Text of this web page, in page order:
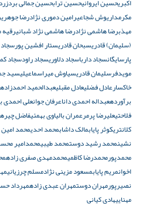
اکبریحسین ایروانیحسین ترابحسین جمالی بردزرد
مکرمداریوش شجاعیرامین دموری نژادرضا جوهری
مهذبرضا هاشمی نژادرضا هاشمی نژاد شبانیرقیه
(سلیمان) قادریسبحان قادریستار افشین پور
پارسایگانسجاد دارباسجاد دلاوریسجاد راودسجاد
مویدفرسلیمان ‌قادریسیاوش میراسماعیلیسید
خاکسارعادل فضلیعادل مقبلیعبدالحمید احمدزاده
برآوردهعبداله احمدی داناعرفان جوانعلی احمدی
فلاحتیعلیرضا پرمرعمران بالیاوی بهمئیفاضل چیره
کلانتریکوثر پایابمالک داشابمحمد احدیمحمد امین
نشینمحمد رشید دوستمحمد طیبیمحمدامیر
محمدپورمحمدرضا کاظمیمحمدمهدی صفری زاده
اخوانمریم پایابمسعود مزینی نژادمسلم چرزیانی
نصیرپورمهران دوستمهران عبدی زادهمهرداد
مهناییهادی کیانی